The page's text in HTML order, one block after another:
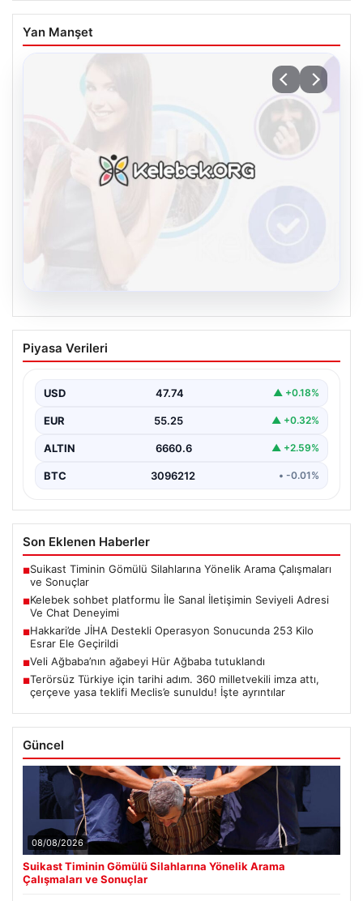
Yan Manşet
Kelebek sohbet platformu İle Sanal
İletişimin Seviyeli Adresi Ve Chat
İnternet çağında insanların kaliteli bir tarzda irtibat
Piyasa Verileri
USD 47.74 ▲ +0.18%
EUR 55.25 ▲ +0.32%
ALTIN 6660.6 ▲ +2.59%
BTC 3096212 • -0.01%
Son Eklenen Haberler
■Suikast Timinin Gömülü Silahlarına Yönelik Arama Çalışmaları
ve Sonuçlar
■Kelebek sohbet platformu İle Sanal İletişimin Seviyeli Adresi
Ve Chat Deneyimi
■Hakkari’de JİHA Destekli Operasyon Sonucunda 253 Kilo
Esrar Ele Geçirildi
■Veli Ağbaba’nın ağabeyi Hür Ağbaba tutuklandı
■Terörsüz Türkiye için tarihi adım. 360 milletvekili imza attı,
çerçeve yasa teklifi Meclis’e sunuldu! İşte ayrıntılar
Güncel
08/08/2026
Suikast Timinin Gömülü Silahlarına Yönelik Arama
Çalışmaları ve Sonuçlar